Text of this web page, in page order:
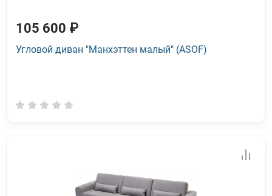
105 600 ₽
Угловой диван "Манхэттен малый" (ASOF)